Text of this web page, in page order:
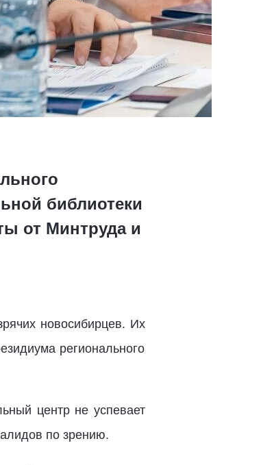
библиотеки
от Минтруда и
новосибирцев. Их
регионального
центр не успевает
по зрению.